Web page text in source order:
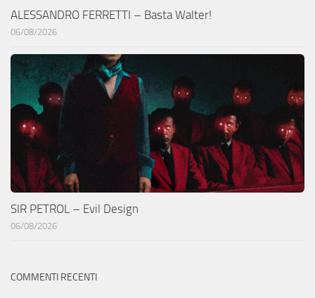
ALESSANDRO FERRETTI – Basta Walter!
06/08/2026
SIR PETROL – Evil Design
06/08/2026
COMMENTI RECENTI